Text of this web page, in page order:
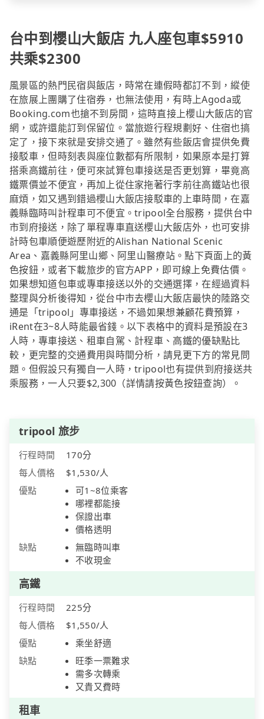
台中到櫻山大飯店 九人座包車$5910
共乘$2300
風景區的熱門民宿與飯店，時常在連假時都訂不到，縱使
在旅展上團購了住宿券，也無法使用，有時上Agoda或
Booking.com也搶不到房間，這時直接上櫻山大飯店的官
網，或許還能訂到保留位。當旅遊行程規劃好、住宿也搞
定了，接下來就是安排交通了。雖然有些飯店會提供免費
接駁車，但時刻表與座位數都有所限制，如果原本是打算
搭乘高鐵前往，便可來試算包車接送是否更划算，畢竟高
鐵票價並不便宜，再加上從住家拖著行李前往高鐵站也很
麻煩，如又遇到錯過櫻山大飯店接駁車的上車時間，在嘉
義縣臨時叫計程車可不便宜。tripool全台服務，提供台中
市到府接送，除了單程專車直送櫻山大飯店外，也可安排
計時包車順便遊歷附近的Alishan National Scenic
Area、嘉義縣阿里山鄉、阿里山醫療站。點下頁面上的黃
色按鈕，或者下載旅步的官方APP，即可線上免費估價。
如果想知道包車或專車接送以外的交通選擇，在經過資料
整理與分析後得知，從台中市去櫻山大飯店最快的陸路交
通是「tripool」專車接送，不過如果想兼顧花費預算，
iRent在3~8人時能最省錢。以下表格中的資料是預設在3
人時，專車接送、租車自駕、計程車、高鐵的優缺點比
較，更完整的交通費用與時間分析，請見更下方的常見問
題。但假設只有獨自一人時，tripool也有提供到府接送共
乘服務，一人只要$2,300（詳情請按黃色按鈕查詢）。
tripool 旅步
行程時間
170分
每人價格
$1,530/人
優點
可1~8位乘客
哪裡都能接
保證出車
價格透明
缺點
無臨時叫車
不收現金
高鐵
行程時間
225分
每人價格
$1,550/人
優點
乘坐舒適
缺點
旺季一票難求
需多次轉乘
又貴又費時
租車